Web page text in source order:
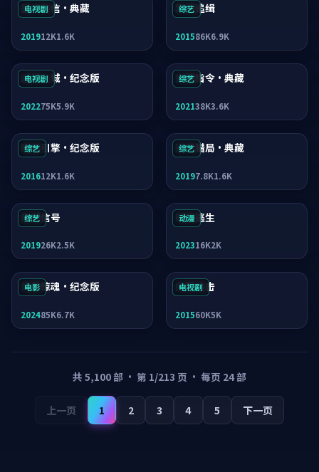
电视剧
星河来信·典藏
201912K1.6K
综艺
异境追缉
201586K6.9K
电视剧
迷城之城·纪念版
202275K5.9K
综艺
白昼指令·典藏
202138K3.6K
综艺
暗夜引擎·纪念版
201612K1.6K
综艺
逆光猎局·典藏
20197.8K1.6K
综艺
危城信号
201926K2.5K
动漫
暗夜逃生
202316K2K
电影
风暴惊魂·纪念版
202485K6.7K
电视剧
白昼追击
201560K5K
共 5,100部 · 第 1/213 页 · 每页 24部
上一页 1 2 3 4 5 下一页